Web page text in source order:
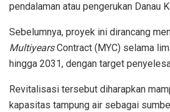
pendalaman atau pengerukan Danau
Sebelumnya, proyek ini dirancang
MultiyearsContract (MYC) selama
hingga 2031, dengan target
Revitalisasi tersebut diharapkan
kapasitas tampung air sebagai